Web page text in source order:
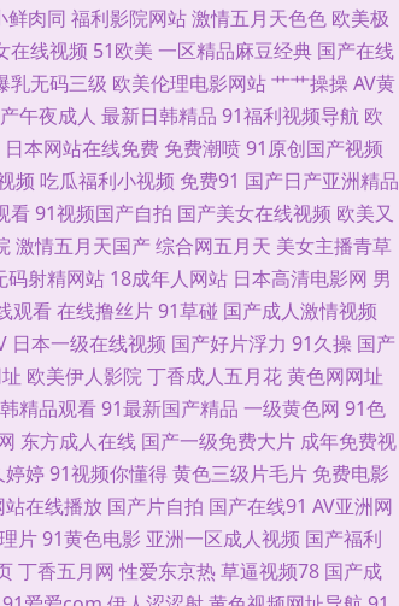
久久rp 日韩精品www 福利导航网 国产红杏导航
香蕉网 网站免费黄 91网络在线看 岛国肏逼在线
黄色 成人视频最新官网 欧美性色网 中文字幕91
人成人在线网 国产91色 欧美性第一页 91AV欧
超碰操逼18 肏屄新片 黑丝制服影院 日韩第3页
本免费www 在线夜间视频91 超碰98 精品呦呦
妇午夜影院 AV淘宝久久 97综合视频专区 美女
蕉福利 内射白丝JK 俺去也俺去啦 欧美射精 伊
鲜肉同 福利影院网站激情五月天色色 欧美极
在线视频 51欧美 一区精品麻豆经典 国产在线
乳无码三级 欧美伦理电影网站艹艹操操AV黄
午夜成人 最新日韩精品 91福利视频导航 欧
日本网站在线免费 免费潮喷91原创国产视频
频 吃瓜福利小视频 免费91 国产日产亚洲精品
看91视频国产自拍 国产美女在线视频 欧美又
激情五月天国产综合网五月天 美女主播青草
码射精网站 18成年人网站 日本高清电影网 男
观看在线撸丝片91草碰 国产成人激情视频
日本一级在线视频 国产好片浮力 91久操 国产
欧美伊人影院丁香成人五月花黄色网网址
精品观看91最新国产精品 一级黄色网 91色
东方成人在线 国产一级免费大片 成年免费视
婷婷91视频你懂得黄色三级片毛片 免费电影
站在线播放 国产片自拍 国产在线91 AV亚洲网
片91黄色电影 亚洲一区成人视频 国产福利
丁香五月网 性爱东京热草逼视频78 国产成